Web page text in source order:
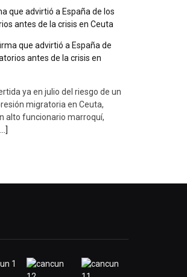
que advirtió a España de los
antes de la crisis en Ceuta
ya en julio del riesgo de un
migratoria en Ceuta,
alto funcionario marroquí,